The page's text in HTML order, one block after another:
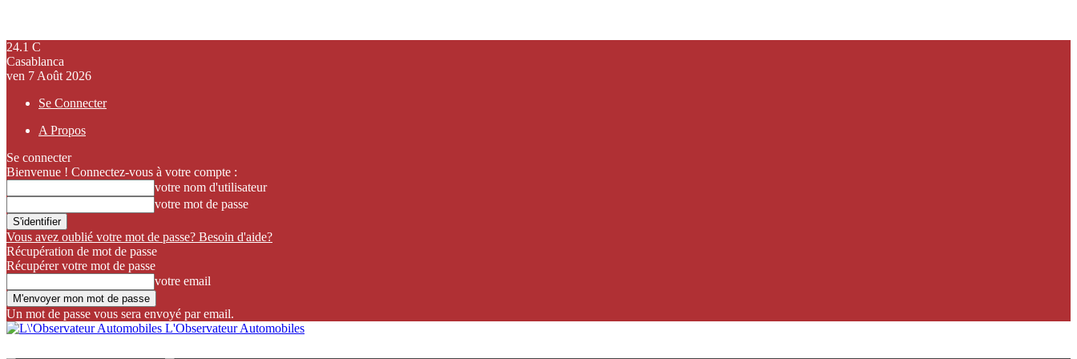
24.1 C
Casablanca
ven 7 Août 2026
Se Connecter
A Propos
Se connecter
Bienvenue ! Connectez-vous à votre compte :
votre nom d'utilisateur
votre mot de passe
Vous avez oublié votre mot de passe? Besoin d'aide?
Récupération de mot de passe
Récupérer votre mot de passe
votre email
Un mot de passe vous sera envoyé par email.
L'Observateur Automobiles